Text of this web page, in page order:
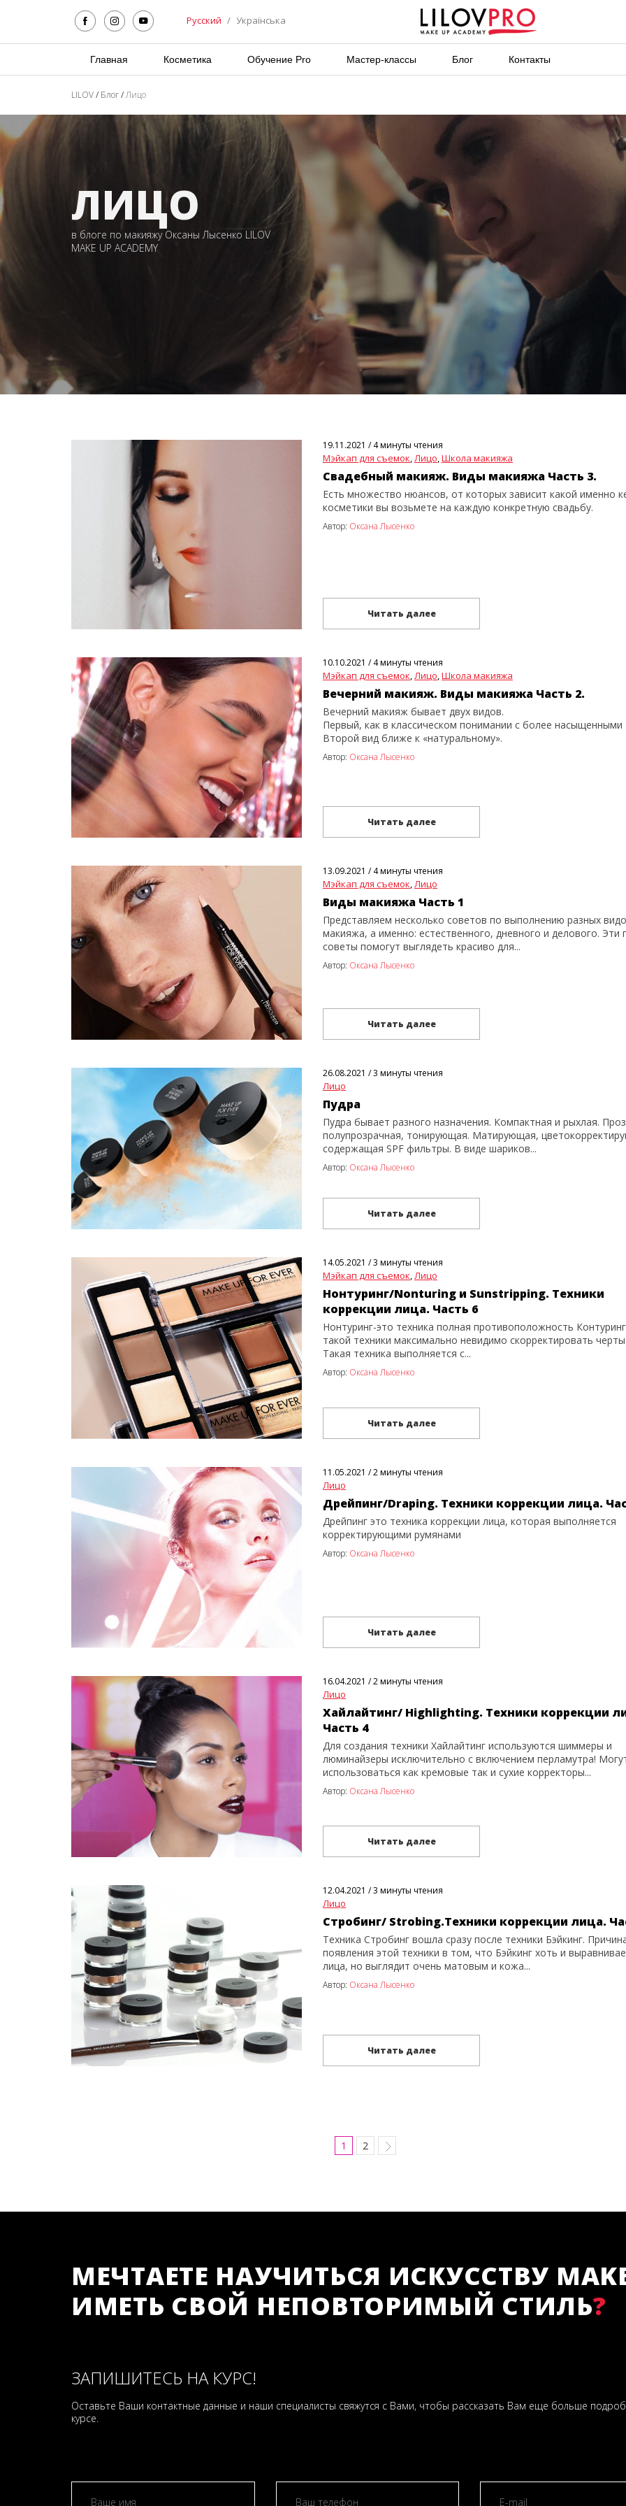
Русский / Українська
Главная Косметика Обучение Pro Мастер-классы Блог Контакты
LILOV/ Блог/Лицо
ЛИЦО
в блоге по макияжу Оксаны Лысенко LILOV
MAKE UP ACADEMY
19.11.2021 /4 минуты чтения
Мэйкап для съемок,Лицо,Школа макияжа
Свадебный макияж. Виды макияжа Часть 3.
Есть множество нюансов, от которых зависит какой именно
косметики вы возьмете на каждую конкретную свадьбу.
Автор: Оксана Лысенко
Читать далее
10.10.2021 /4 минуты чтения
Мэйкап для съемок,Лицо,Школа макияжа
Вечерний макияж. Виды макияжа Часть 2.
Вечерний макияж бывает двух видов.
Первый, как в классическом понимании с более насыщенными
Второй вид ближе к «натуральному».
Автор: Оксана Лысенко
Читать далее
13.09.2021 /4 минуты чтения
Мэйкап для съемок Лицо
Виды макияжа Часть 1
Представляем несколько советов по выполнению разных
макияжа, а именно: естественного, дневного и делового. Эти
советы помогут выглядеть красиво для...
Автор: Оксана Лысенко
Читать далее
26.08.2021 /3 минуты чтения
Лицо
Пудра
Пудра бывает разного назначения. Компактная и рыхлая.
полупрозрачная, тонирующая. Матирующая,
содержащая SPF фильтры. В виде шариков...
Автор: Оксана Лысенко
Читать далее
14.05.2021 /3 минуты чтения
Мэйкап для съемок,Лицо
Нонтуринг/Nonturing и Sunstripping. Техники
коррекции лица. Часть 6
Нонтуринг-это техника полная противоположность
такой техники максимально невидимо скорректировать
Такая техника выполняется с...
Автор: Оксана Лысенко
Читать далее
11.05.2021 /2 минуты чтения
Лицо
Дрейпинг/Draping. Техники коррекции лица.
Дрейпинг это техника коррекции лица, которая выполняется
корректирующими румянами
Автор: Оксана Лысенко
Читать далее
16.04.2021 /2 минуты чтения
Лицо
Хайлайтинг/ Highlighting. Техники коррекции
Часть 4
Для создания техники Хайлайтинг используются шиммеры и
люминайзеры исключительно с включением перламутра!
использоваться как кремовые так и сухие корректоры...
Автор: Оксана Лысенко
Читать далее
12.04.2021 /3 минуты чтения
Лицо
Стробинг/ Strobing.Техники коррекции лица.
Техника Стробинг вошла сразу после техники Бэйкинг.
появления этой техники в том, что Бэйкинг хоть и
лица, но выглядит очень матовым и кожа...
Автор: Оксана Лысенко
Читать далее
1 2
МЕЧТАЕТЕ НАУЧИТЬСЯ ИСКУССТВУ
ИМЕТЬ СВОЙ НЕПОВТОРИМЫЙ СТИЛЬ?
ЗАПИШИТЕСЬ НА КУРС!
Оставьте Ваши контактные данные и наши специалисты свяжутся с Вами, чтобы рассказать Вам еще больше
курсе.